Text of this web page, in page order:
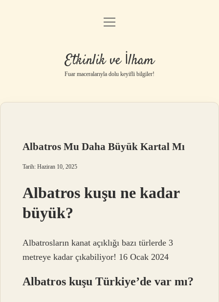
Anasayfa
Gizlilik Politikası
Yasal Uyarı
menüyü
Etkinlik ve İlham
Fuar maceralarıyla dolu keyifli bilgiler!
Albatros Mu Daha Büyük Kartal Mı
Tarih: Haziran 10, 2025
Albatros kuşu ne kadar
büyük?
Albatrosların kanat açıklığı bazı türlerde 3
metreye kadar çıkabiliyor! 16 Ocak 2024
Albatros kuşu Türkiye’de var mı?